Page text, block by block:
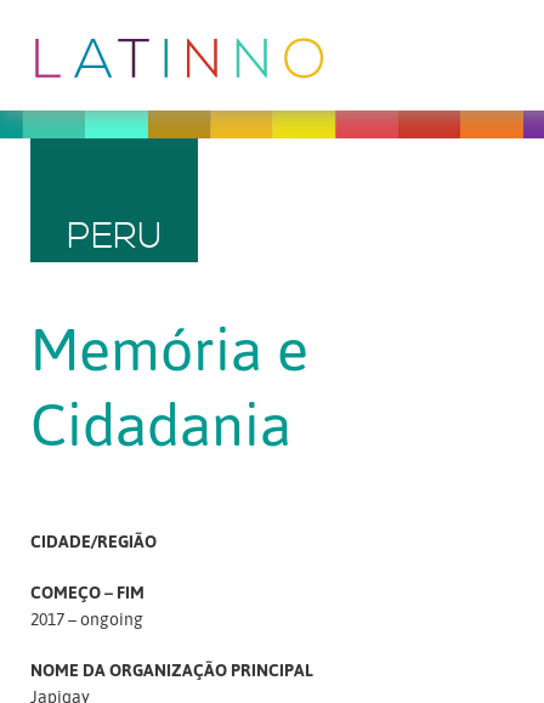
PERU
Memória e
Cidadania
CIDADE/REGIÃO
COMEÇO – FIM
2017 – ongoing
NOME DA ORGANIZAÇÃO PRINCIPAL
Japiqay